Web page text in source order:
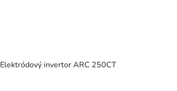
Elektródový invertor ARC 250CT